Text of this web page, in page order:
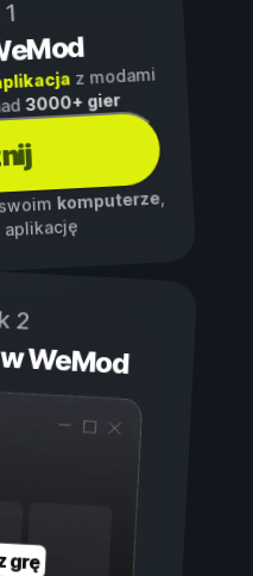
z modami
3000+ gier
komputerze,
2
WeMod
grę